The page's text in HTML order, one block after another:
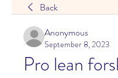
Back
Anonymous
September 8, 2023
Pro lean